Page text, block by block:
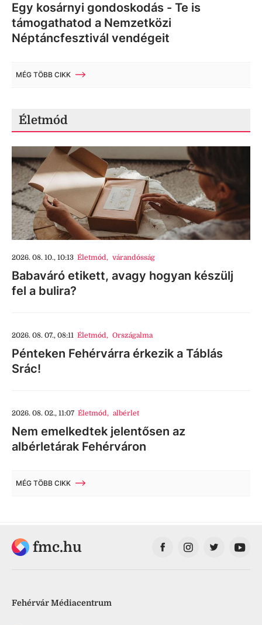
Egy kosárnyi gondoskodás - Te is
támogathatod a Nemzetközi
Néptáncfesztivál vendégeit
MÉG TÖBB CIKK
Életmód
2026. 08. 10., 10:13 Életmód, várandósság
Babaváró etikett, avagy hogyan készülj
fel a bulira?
2026. 08. 07., 08:11 Életmód, Országalma
Pénteken Fehérvárra érkezik a Táblás
Srác!
2026. 08. 02., 11:07 Életmód, albérlet
Nem emelkedtek jelentősen az
albérletárak Fehérváron
MÉG TÖBB CIKK
fmc.hu
Fehérvár Médiacentrum